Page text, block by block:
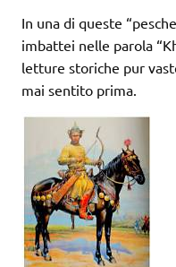
In una di queste
imbattei nelle parola
letture storiche pur
mai sentito prima.